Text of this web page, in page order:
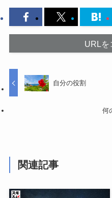
URLを
自分の役割
何
関連記事